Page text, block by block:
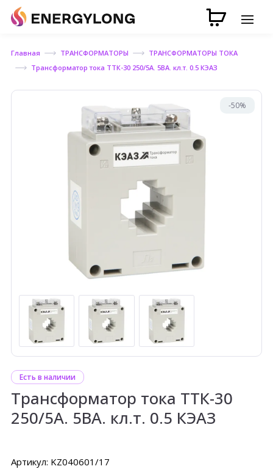
Главная ТРАНСФОРМАТОРЫ
ТРАНСФОРМАТОРЫ ТОКА
Трансформатор тока ТТК-30 250/5А. 5ВА. кл.т. 0.5 КЭАЗ
-50%
Есть в наличии
Трансформатор тока ТТК-30
250/5А. 5ВА. кл.т. 0.5 КЭАЗ
Артикул: KZ040601/17